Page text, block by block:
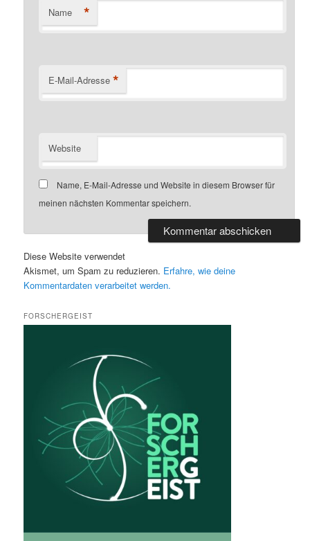
Name *
E-Mail-Adresse *
Website
Name, E-Mail-Adresse und Website in diesem Browser für
meinen nächsten Kommentar speichern.
Diese Website verwendet
Akismet, um Spam zu reduzieren. Erfahre, wie deine
Kommentardaten verarbeitet werden.
FORSCHERGEIST